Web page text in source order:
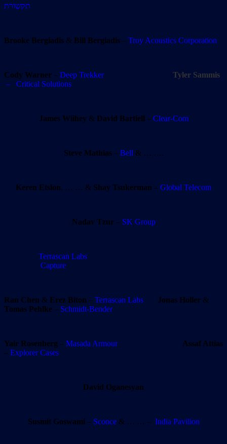
תקשורת
Brooke Bergiadis & Bill Bergiadis – Troy Acoustics Corporation
Cody Warner – Deep Trekker Tyler Sammis
– Critical Solutions
James Wiihey& David Bartiell – Clear-Com
Steve Mathias– Bell & … ….
Keren Etslon, … … & Shay Tsukerman – Global Telecom
Nadav Tzur– SK Group
Terrascan Labs
Capture
Ran Chen & Erez Biton – Terrascan Labs Jonas Holler &
Tomas Pehlke – Schmidt-Bender
Yair Rosenberg – Masada Armour
Assaf Attias
– Explorer Cases
David Oganesyan
Susmit Goswami – Sconce& … … – India Pavilion